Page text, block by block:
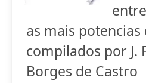
as mais potencias
compilados por J.
Borges de Castro